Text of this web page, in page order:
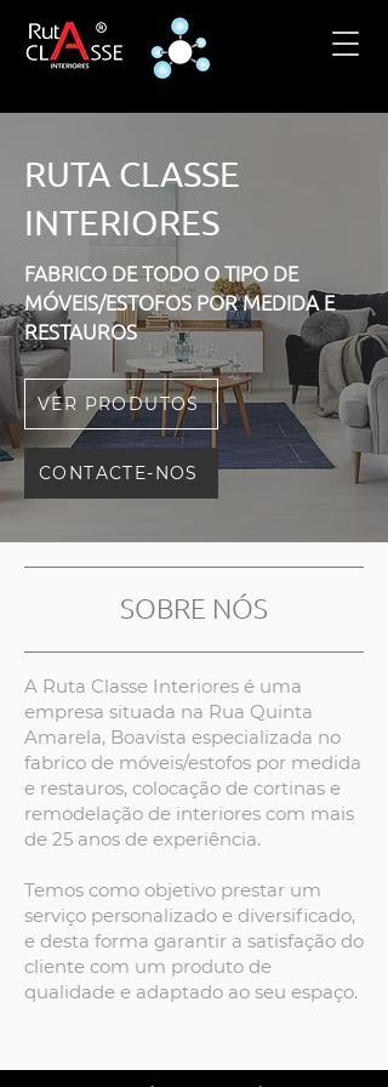
RUTA CLASSE
INTERIORES
FABRICO DE TODO O TIPO DE
MÓVEIS/ESTOFOS POR MEDIDA E
RESTAUROS
VER PRODUTOS
CONTACTE-NOS
SOBRE NÓS
A Ruta Classe Interiores é uma
empresa situada na Rua Quinta
Amarela, Boavista especializada no
fabrico de móveis/estofos por medida
e restauros, colocação de cortinas e
remodelação de interiores com mais
de 25 anos de experiência.
Temos como objetivo prestar um
serviço personalizado e diversificado,
e desta forma garantir a satisfação do
cliente com um produto de
qualidade e adaptado ao seu espaço.